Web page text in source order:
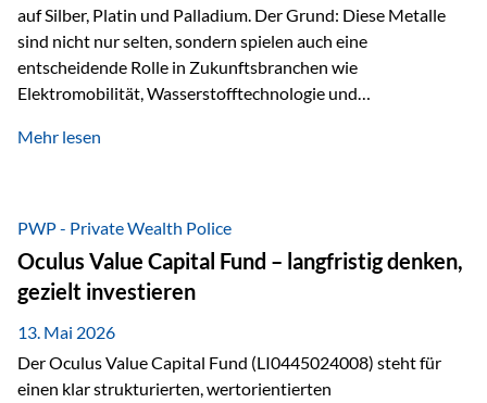
auf Silber, Platin und Palladium. Der Grund: Diese Metalle
sind nicht nur selten, sondern spielen auch eine
entscheidende Rolle in Zukunftsbranchen wie
Elektromobilität, Wasserstofftechnologie und
Faktoren für Investoren – begrenztes Angebot und
klassischer „Sicherheitsanker“ gilt, bieten Silber, Platin und
Palladium zusätzlich die Chance, von technologischen
Entwicklungen zu profitieren. Die Nachfrage entsteht nicht
nur durch Anleger, sondern vor allem durch die Industrie.
Gerade in…
Mehr lesen
PWP - Private Wealth Police
Oculus Value Capital Fund – langfristig denken,
gezielt investieren
13. Mai 2026
Der Oculus Value Capital Fund (LI0445024008) steht für
einen klar strukturierten, wertorientierten